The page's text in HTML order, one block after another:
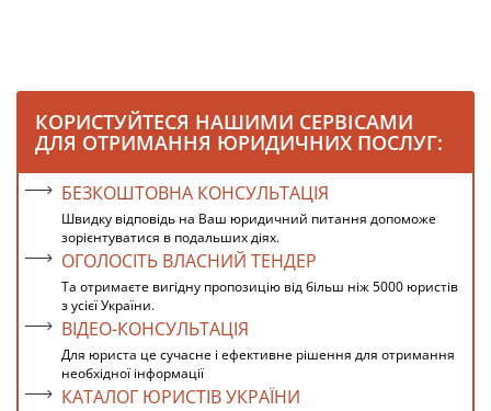
КОРИСТУЙТЕСЯ НАШИМИ СЕРВІСАМИ
ДЛЯ ОТРИМАННЯ ЮРИДИЧНИХ ПОСЛУГ:
БЕЗКОШТОВНА КОНСУЛЬТАЦІЯ
Швидку відповідь на Ваш юридичний питання допоможе
зорієнтуватися в подальших діях.
ОГОЛОСІТЬ ВЛАСНИЙ ТЕНДЕР
Та отримаєте вигідну пропозицію від більш ніж 5000 юристів
з усієї України.
ВІДЕО-КОНСУЛЬТАЦІЯ
Для юриста це сучасне і ефективне рішення для отримання
необхідної інформації
КАТАЛОГ ЮРИСТІВ УКРАЇНИ